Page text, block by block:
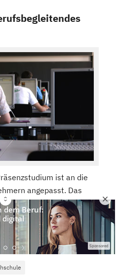
Sponsored
ist an die
angepasst. Das
finden zu Tageszeiten
vereinbaren lassen.
stattfindet, hängt
aber auch von deren